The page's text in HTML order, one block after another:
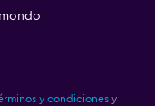
y condiciones y